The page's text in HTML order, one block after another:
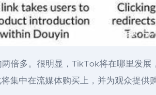
倍多。很明显，TikTok将在哪里发展
集中在流媒体购买上，并为观众提供